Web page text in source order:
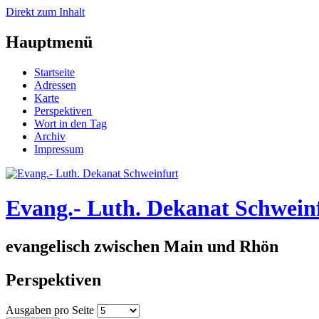
Direkt zum Inhalt
Hauptmenü
Startseite
Adressen
Karte
Perspektiven
Wort in den Tag
Archiv
Impressum
Evang.- Luth. Dekanat
evangelisch zwischen Main und Rhön
Perspektiven
Ausgaben pro Seite